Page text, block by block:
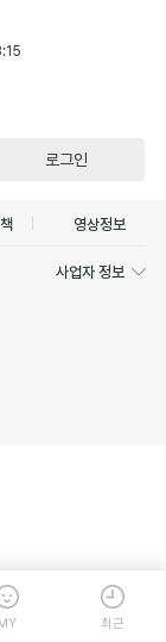
로그인
영상정보
사업자 정보
최근